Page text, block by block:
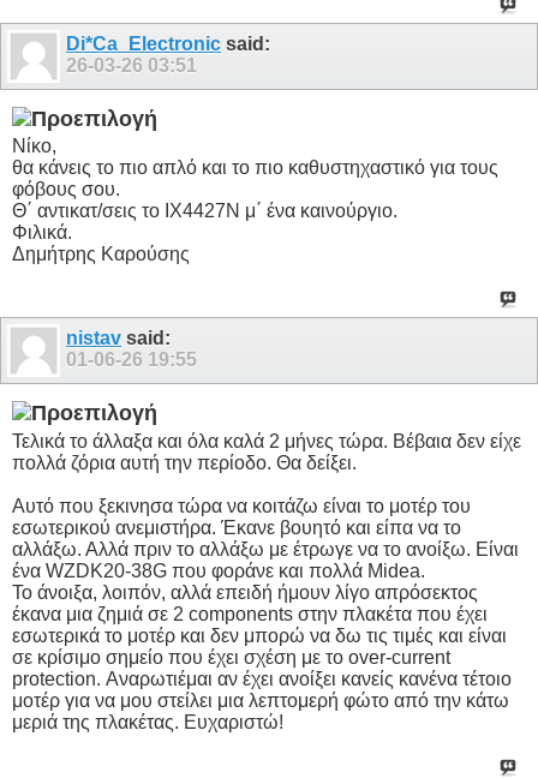
Di*Ca_Electronic said:
26-03-26 03:51
Νίκο,
θα κάνεις το πιο απλό και το πιο καθυστηχαστικό για τους
φόβους σου.
Θ΄ αντικατ/σεις το IX4427N μ΄ ένα καινούργιο.
Φιλικά.
Δημήτρης Καρούσης
nistav said:
01-06-26 19:55
Τελικά το άλλαξα και όλα καλά 2 μήνες τώρα. Βέβαια δεν είχε
πολλά ζόρια αυτή την περίοδο. Θα δείξει.
Αυτό που ξεκινησα τώρα να κοιτάζω είναι το μοτέρ του
εσωτερικού ανεμιστήρα. Έκανε βουητό και είπα να το
αλλάξω. Αλλά πριν το αλλάξω με έτρωγε να το ανοίξω. Είναι
ένα WZDK20-38G που φοράνε και πολλά Midea.
Το άνοιξα, λοιπόν, αλλά επειδή ήμουν λίγο απρόσεκτος
έκανα μια ζημιά σε 2 components στην πλακέτα που έχει
εσωτερικά το μοτέρ και δεν μπορώ να δω τις τιμές και είναι
σε κρίσιμο σημείο που έχει σχέση με το over-current
protection. Αναρωτιέμαι αν έχει ανοίξει κανείς κανένα τέτοιο
μοτέρ για να μου στείλει μια λεπτομερή φώτο από την κάτω
μεριά της πλακέτας. Ευχαριστώ!